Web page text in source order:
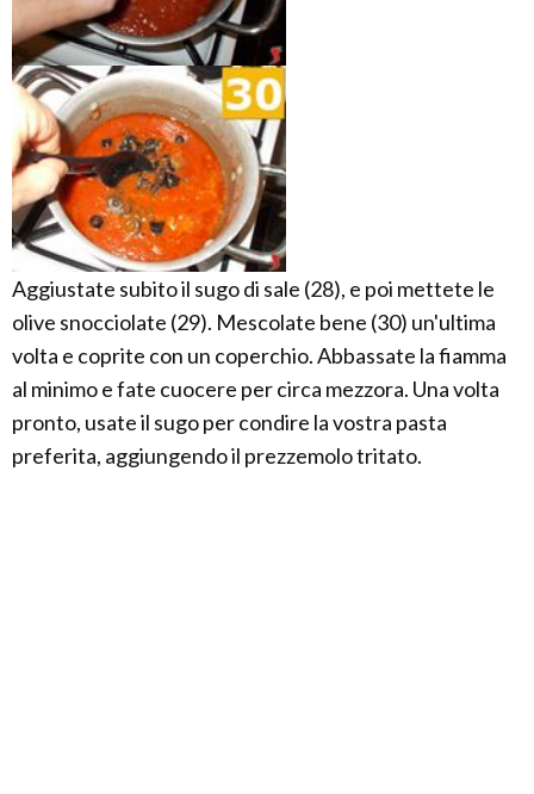
Aggiustate subito il sugo di sale (28), e poi mettete le
olive snocciolate (29). Mescolate bene (30) un'ultima
volta e coprite con un coperchio. Abbassate la fiamma
al minimo e fate cuocere per circa mezzora. Una volta
pronto, usate il sugo per condire la vostra pasta
preferita, aggiungendo il prezzemolo tritato.